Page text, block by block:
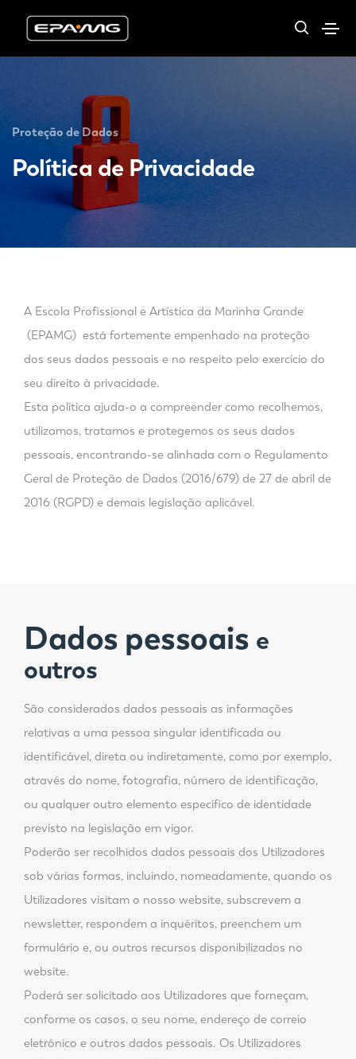
Proteção de Dados
Política de Privacidade
A Escola Profissional e Artística da Marinha Grande
(EPAMG) está fortemente empenhado na proteção
dos seus dados pessoais e no respeito pelo exercício do
seu direito à privacidade.
Esta política ajuda-o a compreender como recolhemos,
utilizamos, tratamos e protegemos os seus dados
pessoais, encontrando-se alinhada com o Regulamento
Geral de Proteção de Dados (2016/679) de 27 de abril de
2016 (RGPD) e demais legislação aplicável.
Dados pessoais e
outros
São considerados dados pessoais as informações
relativas a uma pessoa singular identificada ou
identificável, direta ou indiretamente, como por exemplo,
através do nome, fotografia, número de identificação,
ou qualquer outro elemento específico de identidade
previsto na legislação em vigor.
Poderão ser recolhidos dados pessoais dos Utilizadores
sob várias formas, incluindo, nomeadamente, quando os
Utilizadores visitam o nosso website, subscrevem a
newsletter, respondem a inquéritos, preenchem um
formulário e, ou outros recursos disponibilizados no
website.
Poderá ser solicitado aos Utilizadores que forneçam,
conforme os casos, o seu nome, endereço de correio
eletrónico e outros dados pessoais. Os Utilizadores